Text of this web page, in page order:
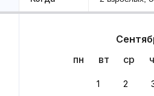
пн
вт ср
1 2